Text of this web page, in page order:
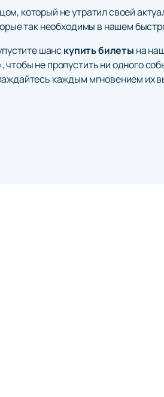
который не утратил своей
так необходимы в нашем
шанскупить билеты на
не пропустить ни одного
каждым мгновением их